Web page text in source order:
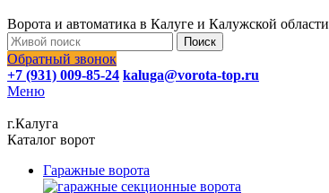
Ворота и автоматика в Калуге и Калужской области
Поиск
Обратный звонок
+7 (931) 009-85-24 kaluga@vorota-top.ru
Меню
г.Калуга
Каталог ворот
Гаражные ворота